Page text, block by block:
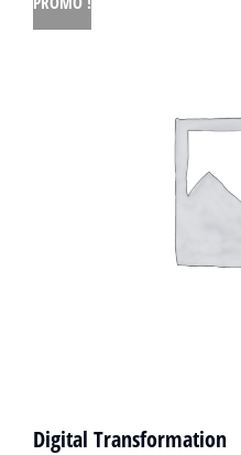
Digital Transformation